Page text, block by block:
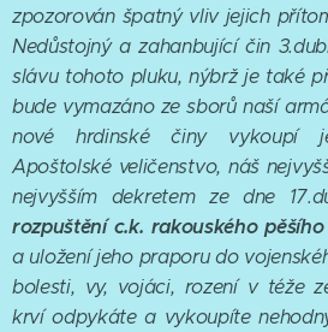
zpozorován špatný vliv jejich
Nedůstojný a zahanbující čin
slávu tohoto pluku, nýbrž je také
bude vymazáno ze sborů naší
nové hrdinské činy vykoupí
Apoštolské veličenstvo, náš
nejvyšším dekretem ze dne
rozpuštění c.k. rakouského
a uložení jeho praporu do
bolesti, vy, vojáci, rození v téže
krví odpykáte a vykoupíte